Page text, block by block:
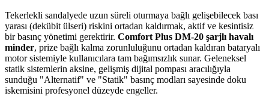
Tekerlekli sandalyede uzun süreli oturmaya bağlı gelişebilecek bası
yarası (dekübit ülseri) riskini ortadan kaldırmak, aktif ve kesintisiz
bir basınç yönetimi gerektirir. Comfort Plus DM-20 şarjlı havalı
minder, prize bağlı kalma zorunluluğunu ortadan kaldıran bataryalı
motor sistemiyle kullanıcılara tam bağımsızlık sunar. Geleneksel
statik sistemlerin aksine, gelişmiş dijital pompası aracılığıyla
sunduğu "Alternatif" ve "Statik" basınç modları sayesinde doku
iskemisini profesyonel düzeyde engeller.